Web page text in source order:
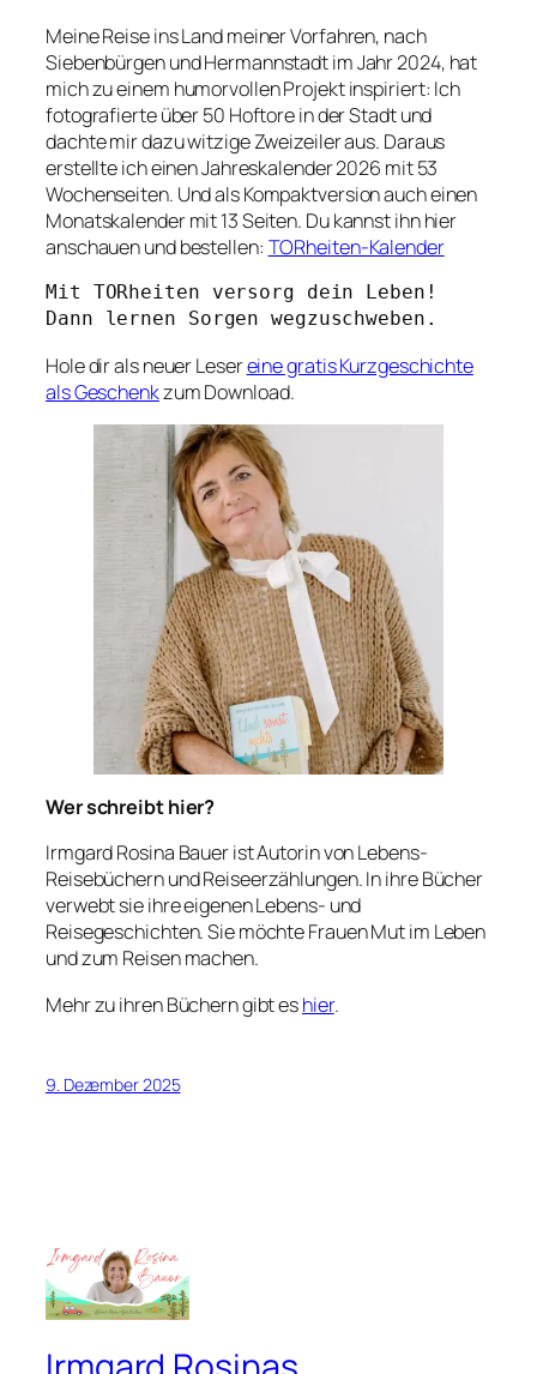
Meine Reise ins Land meiner Vorfahren, nach
Siebenbürgen und Hermannstadt im Jahr 2024, hat
mich zu einem humorvollen Projekt inspiriert: Ich
fotografierte über 50 Hoftore in der Stadt und
dachte mir dazu witzige Zweizeiler aus. Daraus
erstellte ich einen Jahreskalender 2026 mit 53
Wochenseiten. Und als Kompaktversion auch einen
Monatskalender mit 13 Seiten. Du kannst ihn hier
anschauen und bestellen: TORheiten-Kalender
Mit TORheiten versorg dein Leben!
Dann lernen Sorgen wegzuschweben.
Hole dir als neuer Lesereine gratis Kurzgeschichte
als Geschenkzum Download.
Wer schreibt hier?
Irmgard Rosina Bauer ist Autorin von Lebens-
Reisebüchern und Reiseerzählungen. In ihre Bücher
verwebt sie ihre eigenen Lebens- und
Reisegeschichten. Sie möchte Frauen Mut im Leben
und zum Reisen machen.
Mehr zu ihren Büchern gibt eshier.
9. Dezember 2025